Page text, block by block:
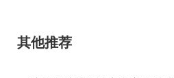
其他推荐